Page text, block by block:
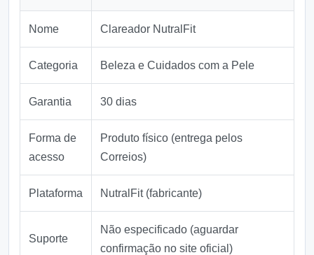
Nome Clareador NutralFit
Categoria Beleza e Cuidados com a Pele
Garantia 30 dias
Forma de
acesso
Produto físico (entrega pelos
Correios)
Plataforma NutralFit (fabricante)
Suporte
Não especificado (aguardar
confirmação no site oficial)